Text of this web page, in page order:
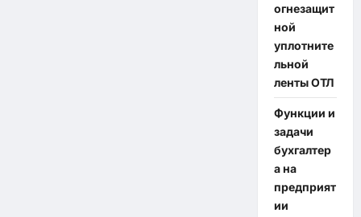
огнезащит
ной
уплотните
льной
ленты ОТЛ
Функции и
задачи
бухгалтер
а на
предприят
ии